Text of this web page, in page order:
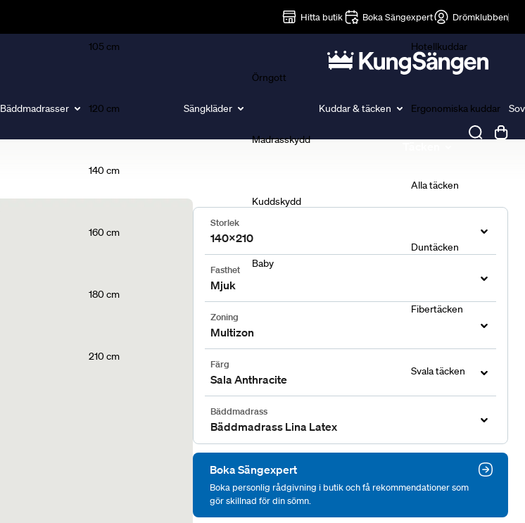
Hitta butik Boka Sängexpert Drömklubben
Bäddmadrasser
105 cm
120 cm
140 cm
160 cm
180 cm
210 cm
Sängkläder
Örngott
Madrasskydd
Kuddskydd
Baby
Kuddar & täcken
Hotellkuddar
Ergonomiska kuddar
Alla täcken
Duntäcken
Fibertäcken
Svala täcken
Storlek
140x210
Fasthet
Mjuk
Zoning
Multizon
Färg
Sala Anthracite
Bäddmadrass
Bäddmadrass Lina Latex
Boka Sängexpert
Boka personlig rådgivning i butik och få rekommendationer som
gör skillnad för din sömn.